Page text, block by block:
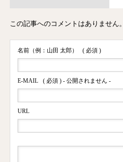
この記事へのコメントはありません。
名前（例：山田 太郎） ( 必須 )
E-MAIL ( 必須 ) - 公開されません -
URL